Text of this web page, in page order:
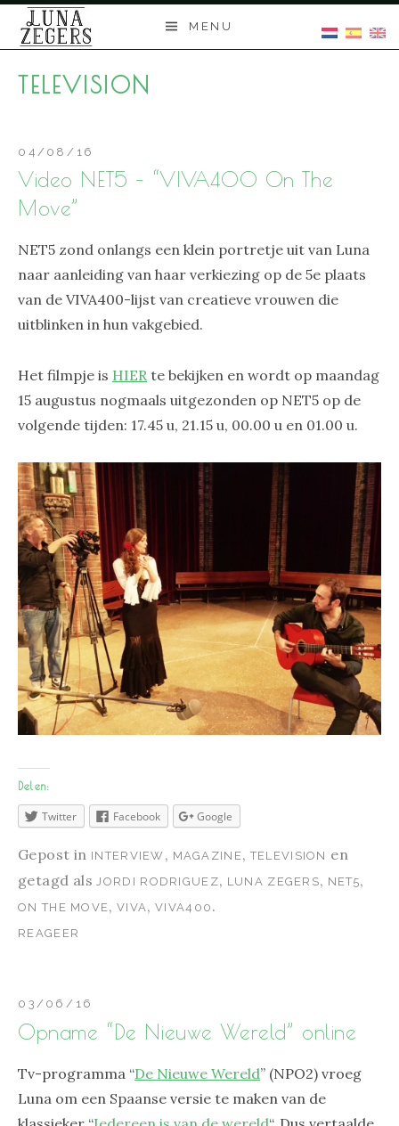
Skip
MENU
TELEVISION
Video NET5 – “VIVA400 On The
Move”
04/08/16
NET5 zond onlangs een klein portretje uit van Luna
naar aanleiding van haar verkiezing op de 5e plaats
van de VIVA400-lijst van creatieve vrouwen die
uitblinken in hun vakgebied.
Het filmpje is HIER te bekijken en wordt op maandag
15 augustus nogmaals uitgezonden op NET5 op de
volgende tijden: 17.45 u, 21.15 u, 00.00 u en 01.00 u.
Delen:
Twitter Facebook Google
Gepost in INTERVIEW , MAGAZINE ,TELEVISION en
getagd als JORDI RODRIGUEZ, LUNA ZEGERS, NET5,
ON THE MOVE ,VIVA ,VIVA400 .
REAGEER
Opname “De Nieuwe Wereld” online
03/06/16
Tv-programma “De Nieuwe Wereld” (NPO2) vroeg
Luna om een Spaanse versie te maken van de